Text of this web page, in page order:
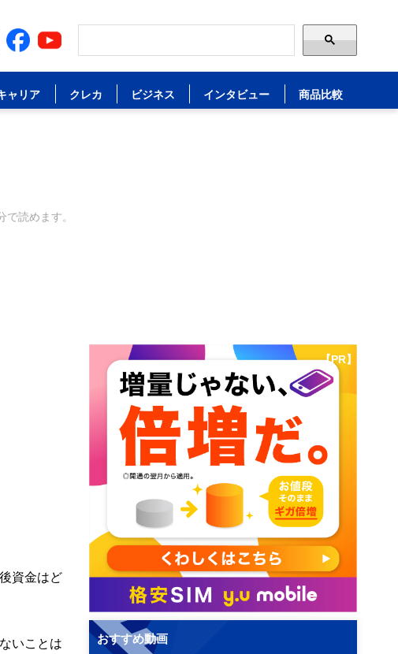
ャリア クレカ ビジネス インタビュー 商品比較
で読めます。
資金はど
いことは
【PR】
おすすめ動画